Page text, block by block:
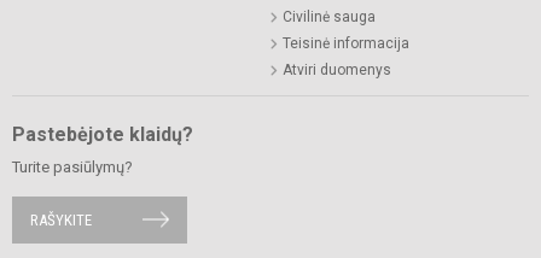
Civilinė sauga
Teisinė informacija
Atviri duomenys
Pastebėjote klaidų?
Turite pasiūlymų?
RAŠYKITE